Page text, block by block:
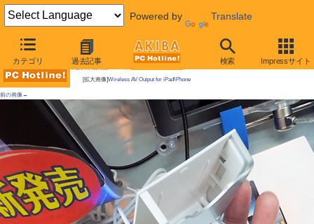
Powered by Translate
カテゴリ 過去記事 検索 Impressサイト
AKIBA PC Hotline!
[拡大画像]Wireless AV Output for iPad/iPhone
前の画像←